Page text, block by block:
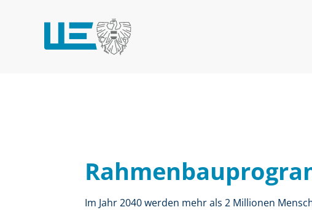
Im Jahr 2040 werden mehr als 2 Millionen